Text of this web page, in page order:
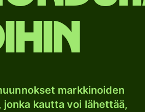
markkinoiden
kautta voi lähettää,